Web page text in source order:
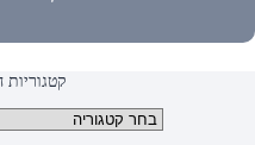
קטגוריות